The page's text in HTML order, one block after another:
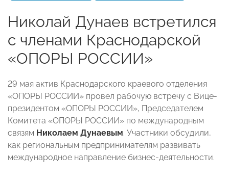
Николай Дунаев встретился
с членами Краснодарской
«ОПОРЫ РОССИИ»
29 мая актив Краснодарского краевого отделения
«ОПОРЫ РОССИИ» провел рабочую встречу с Вице-
президентом «ОПОРЫ РОССИИ», Председателем
Комитета «ОПОРЫ РОССИИ» по международным
связям Николаем Дунаевым. Участники обсудили,
как региональным предпринимателям развивать
международное направление бизнес-деятельности.